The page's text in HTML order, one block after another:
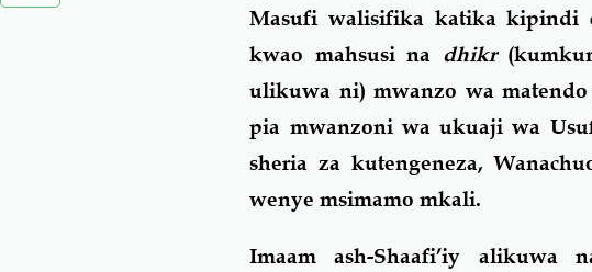
Masufi walisifika katika kipindi
kwao mahsusi na dhikr
ulikuwa ni) mwanzo wa
pia mwanzoni wa ukuaji wa
sheria za kutengeneza,
wenye msimamo mkali.
Imaam ash-Shaafi’iy alikuwa